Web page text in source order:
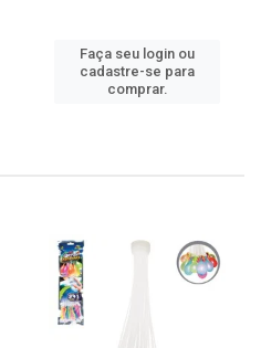
Faça seu login ou
cadastre-se para
comprar.